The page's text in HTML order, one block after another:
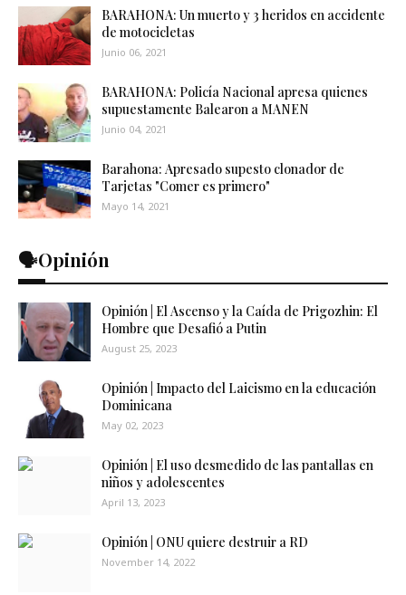
BARAHONA: Un muerto y 3 heridos en accidente
de motocicletas
Junio 06, 2021
BARAHONA: Policía Nacional apresa quienes
supuestamente Balearon a MANEN
Junio 04, 2021
Barahona: Apresado supesto clonador de
Tarjetas "Comer es primero"
Mayo 14, 2021
🗣️Opinión
Opinión | El Ascenso y la Caída de Prigozhin: El
Hombre que Desafió a Putin
August 25, 2023
Opinión | Impacto del Laicismo en la educación
Dominicana
May 02, 2023
Opinión | El uso desmedido de las pantallas en
niños y adolescentes
April 13, 2023
Opinión | ONU quiere destruir a RD
November 14, 2022